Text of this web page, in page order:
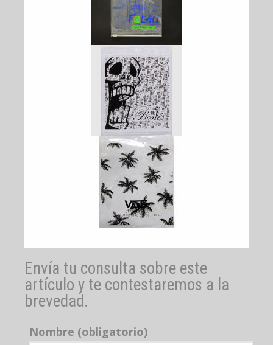
Envía tu consulta sobre este
artículo y te contestaremos a la
brevedad.
Nombre (obligatorio)